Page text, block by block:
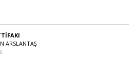
ARSLANTAŞ